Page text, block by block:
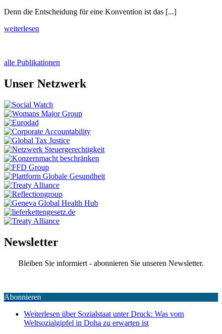
Denn die Entscheidung für eine Konvention ist das [...]
weiterlesen
alle Publikationen
Unser Netzwerk
Newsletter
Bleiben Sie informiert - abonnieren Sie unseren Newsletter.
Abonnieren
Weiterlesen über Sozialstaat unter Druck: Was vom
Weltsozialgipfel in Doha zu erwarten ist